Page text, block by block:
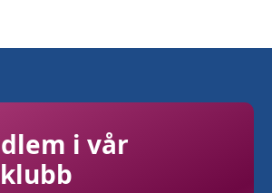
i vår